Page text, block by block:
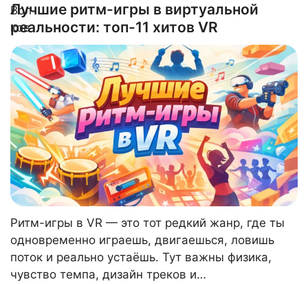
Лучшие ритм-игры в виртуальной
реальности: топ-11 хитов VR
Ритм-игры в VR — это тот редкий жанр, где ты
одновременно играешь, двигаешься, ловишь
поток и реально устаёшь. Тут важны физика,
чувство темпа, дизайн треков и…